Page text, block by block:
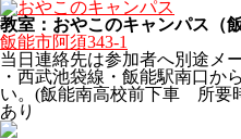
教室：おやこのキャンパス（
飯能市阿須343-1
当日連絡先は参加者へ別途メ
・西武池袋線・飯能駅南口か
い。(飯能南高校前下車 所要
あり